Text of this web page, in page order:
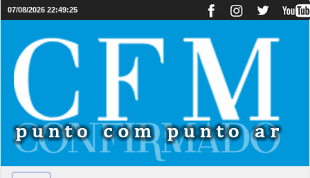
07/08/2026 22:49:25